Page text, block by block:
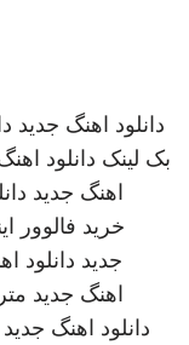
دانلود اهنگ جدید
بک لینک دانلود
اهنگ جدید
خرید فالوور
جدید دانلود
اهنگ جدید
دانلود اهنگ جدید